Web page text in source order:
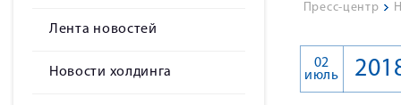
Лента новостей
Новости холдинга
Пресс-центр >
02
июль